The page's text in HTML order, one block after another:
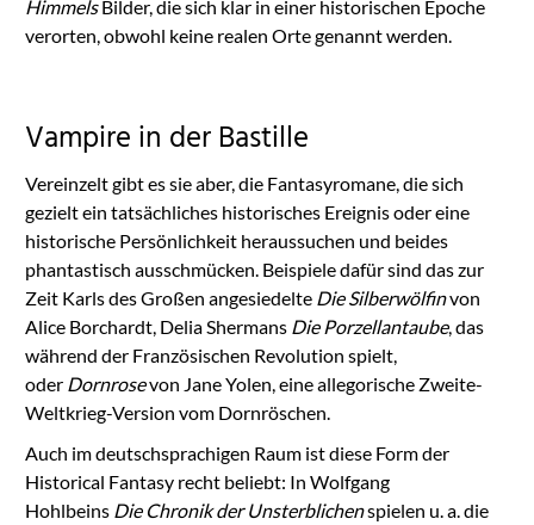
Himmels Bilder, die sich klar in einer historischen Epoche
verorten, obwohl keine realen Orte genannt werden.
Vampire in der Bastille
Vereinzelt gibt es sie aber, die Fantasyromane, die sich
gezielt ein tatsächliches historisches Ereignis oder eine
historische Persönlichkeit heraussuchen und beides
phantastisch ausschmücken. Beispiele dafür sind das zur
Zeit Karls des Großen angesiedelte Die Silberwölfinvon
Alice Borchardt, Delia Shermans Die Porzellantaube, das
während der Französischen Revolution spielt,
oder Dornrosevon Jane Yolen, eine allegorische Zweite-
Weltkrieg-Version vom Dornröschen.
Auch im deutschsprachigen Raum ist diese Form der
Historical Fantasy recht beliebt: In Wolfgang
Hohlbeins Die Chronik der Unsterblichenspielen u. a. die